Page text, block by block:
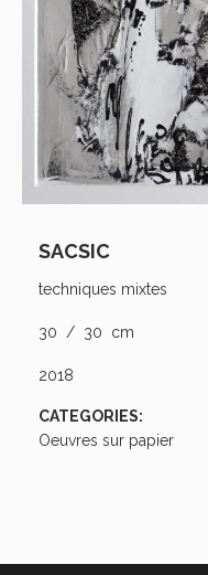
SACSIC
techniques mixtes
30 / 30 cm
2018
CATEGORIES:
Oeuvres sur papier